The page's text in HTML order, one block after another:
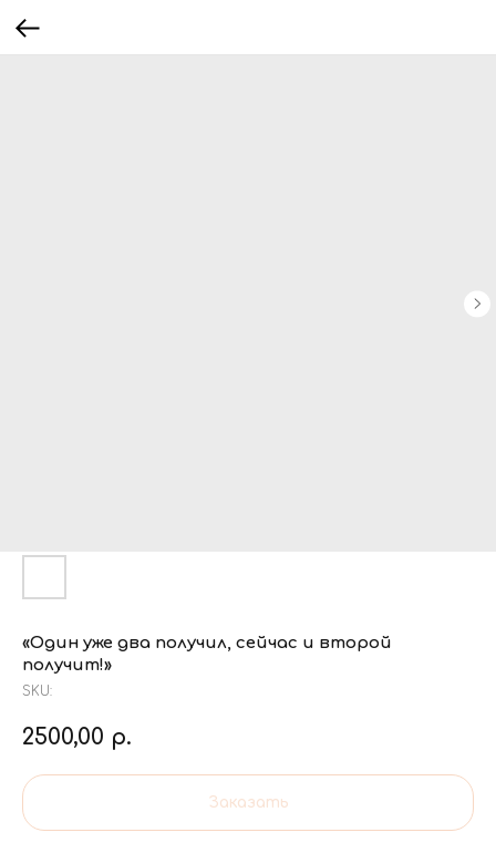
«Один уже два получил, сейчас и второй
получит!»
SKU:
2500,00 р.
Заказать